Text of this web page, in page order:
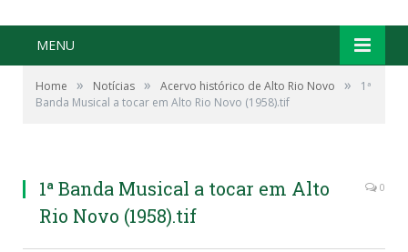
MENU
Home » Notícias » Acervo histórico de Alto Rio Novo »
1ª
Banda Musical a tocar em Alto Rio Novo (1958).tif
1ª Banda Musical a tocar em Alto
Rio Novo (1958).tif
0